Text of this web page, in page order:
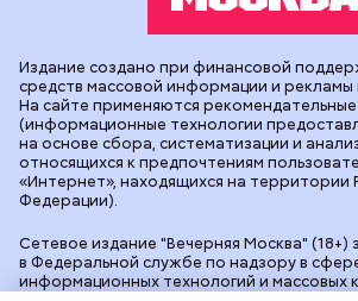
Сетевое издание "Вечерняя Москва" (18+)
в Федеральной службе по надзору в
информационных технологий и массовых
Издание создано при финансовой
средств массовой информации и рекламы
На сайте применяются
(информационные технологии
на основе сбора, систематизации и
относящихся к предпочтениям
«Интернет», находящихся на территории
Федерации).